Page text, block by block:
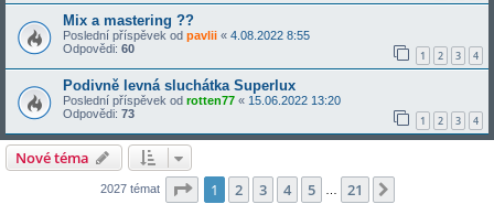
Mix a mastering ??
Poslední příspěvek od pavlii « 4.08.2022 8:55
Odpovědi: 60 1 2 3 4
Podivně levná sluchátka Superlux
Poslední příspěvek od rotten77 « 15.06.2022 13:20
Odpovědi: 73 1 2 3 4
Nové téma
2027 témat Stránka z 21
1 2 3 4 5 21